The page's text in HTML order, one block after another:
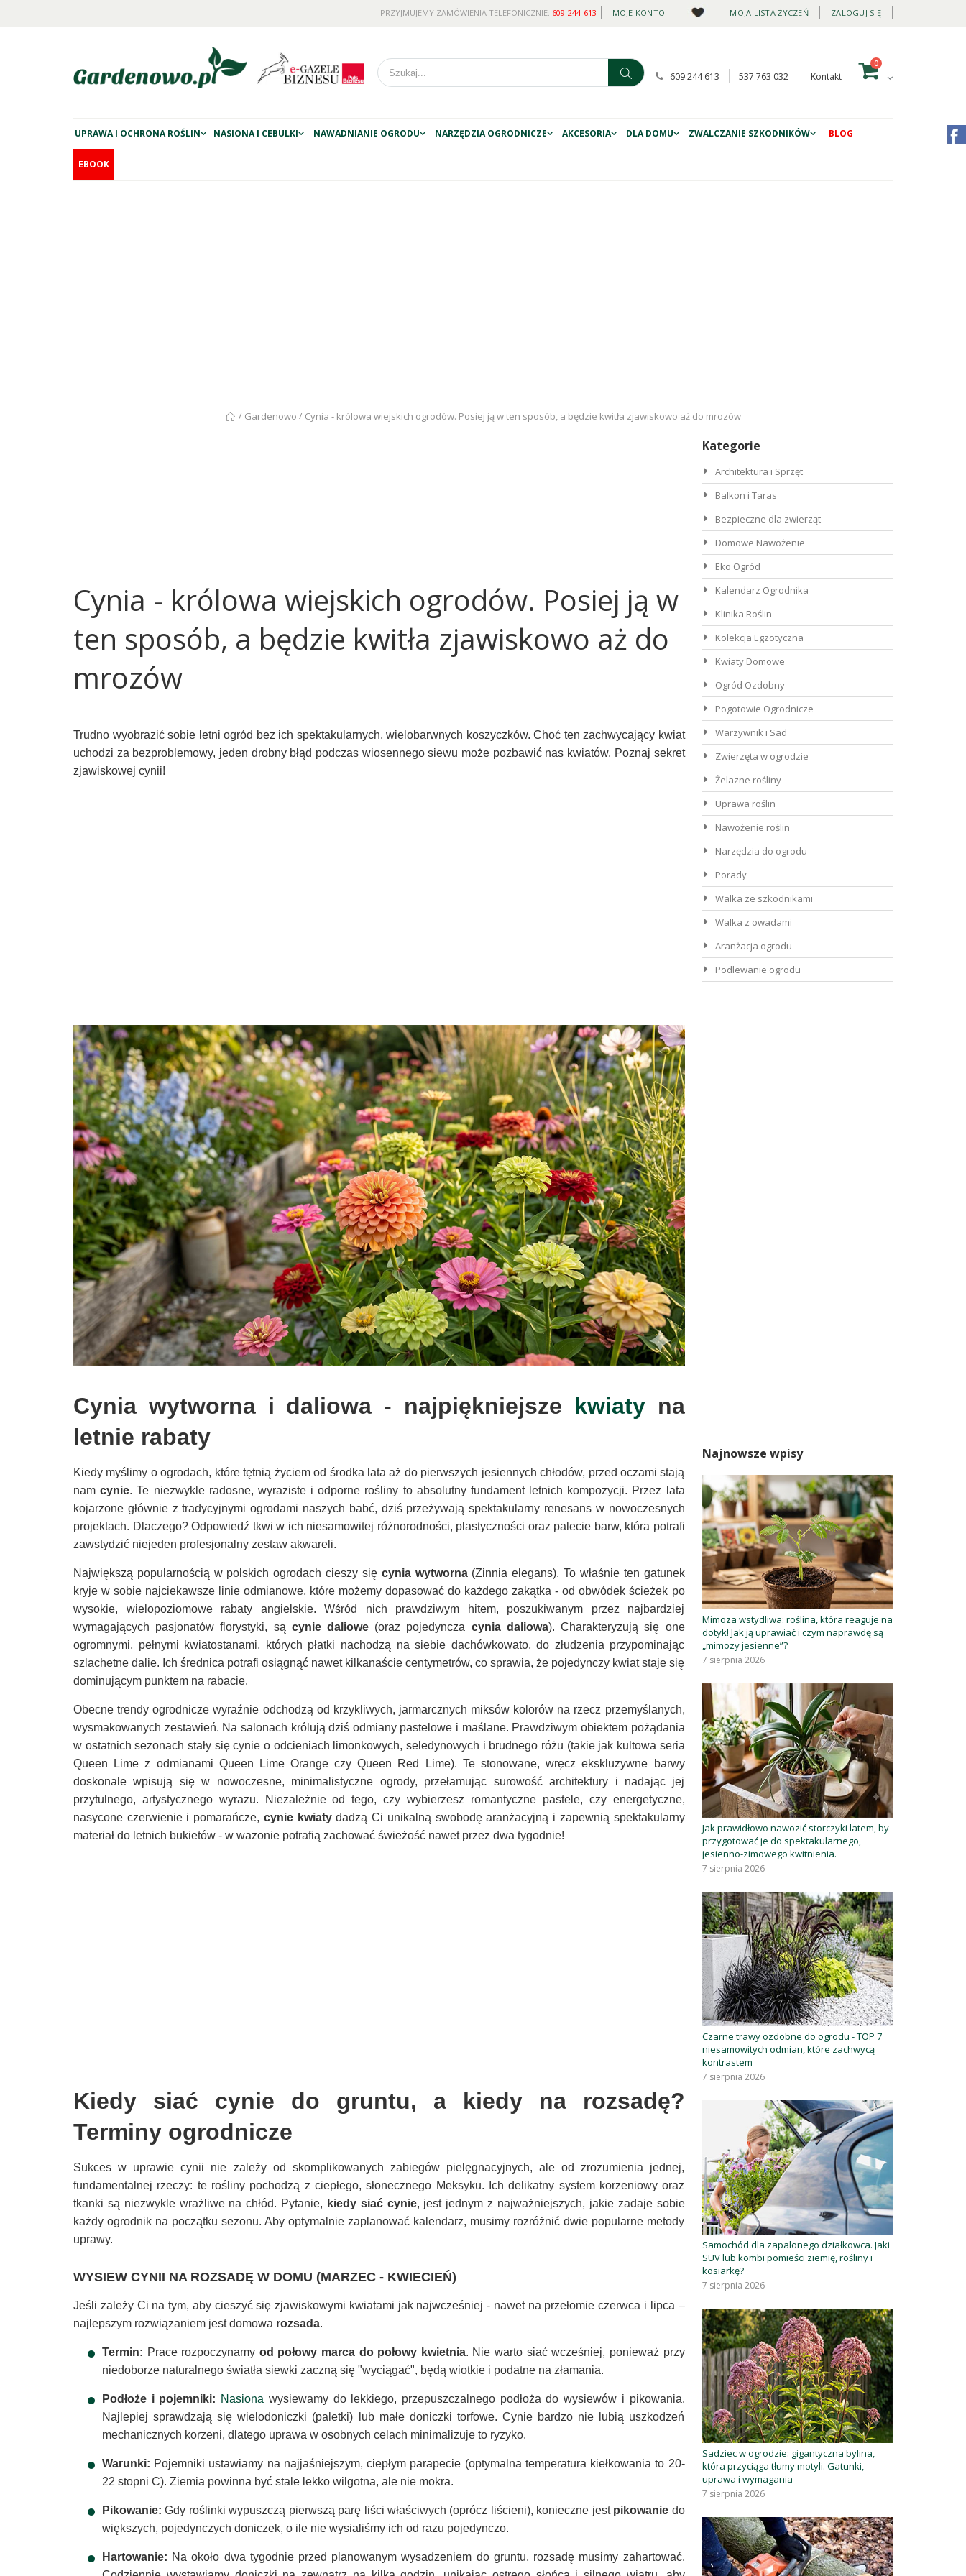
MOJE KONTO MOJA LISTA ŻYCZEŃ ZALOGUJ SIĘ
PRZYJMUJEMY ZAMÓWIENIA TELEFONICZNIE: 609 244 613
609 244 613 537 763 032 Kontakt
0
UPRAWA I OCHRONA ROŚLIN NASIONA I CEBULKI NAWADNIANIE OGRODU NARZĘDZIA OGRODNICZE AKCESORIA DLA DOMU ZWALCZANIE SZKODNIKÓW BLOG
EBOOK
/ Gardenowo / Cynia - królowa wiejskich ogrodów. Posiej ją w ten sposób, a będzie kwitła zjawiskowo aż do mrozów
Cynia - królowa wiejskich ogrodów. Posiej ją w
ten sposób, a będzie kwitła zjawiskowo aż do
mrozów
Trudno wyobrazić sobie letni ogród bez ich spektakularnych, wielobarwnych koszyczków. Choć ten zachwycający kwiat
uchodzi za bezproblemowy, jeden drobny błąd podczas wiosennego siewu może pozbawić nas kwiatów. Poznaj sekret
zjawiskowej cynii!
Cynia wytworna i daliowa - najpiękniejsze kwiatyna
letnie rabaty
Kiedy myślimy o ogrodach, które tętnią życiem od środka lata aż do pierwszych jesiennych chłodów, przed oczami stają
namcynie. Te niezwykle radosne, wyraziste i odporne rośliny to absolutny fundament letnich kompozycji. Przez lata
kojarzone głównie z tradycyjnymi ogrodami naszych babć, dziś przeżywają spektakularny renesans w nowoczesnych
projektach. Dlaczego? Odpowiedź tkwi w ich niesamowitej różnorodności, plastyczności oraz palecie barw, która potrafi
zawstydzić niejeden profesjonalny zestaw akwareli.
Największą popularnością w polskich ogrodach cieszy się cynia wytworna(Zinnia elegans). To właśnie ten gatunek
kryje w sobie najciekawsze linie odmianowe, które możemy dopasować do każdego zakątka - od obwódek ścieżek po
wysokie, wielopoziomowe rabaty angielskie. Wśród nich prawdziwym hitem, poszukiwanym przez najbardziej
wymagających pasjonatów florystyki, są cynie daliowe (oraz pojedyncza cynia daliowa). Charakteryzują się one
ogromnymi, pełnymi kwiatostanami, których płatki nachodzą na siebie dachówkowato, do złudzenia przypominając
szlachetne dalie. Ich średnica potrafi osiągnąć nawet kilkanaście centymetrów, co sprawia, że pojedynczy kwiat staje się
dominującym punktem na rabacie.
Obecne trendy ogrodnicze wyraźnie odchodzą od krzykliwych, jarmarcznych miksów kolorów na rzecz przemyślanych,
wysmakowanych zestawień. Na salonach królują dziś odmiany pastelowe i maślane. Prawdziwym obiektem pożądania
w ostatnich sezonach stały się cynie o odcieniach limonkowych, seledynowych i brudnego różu (takie jak kultowa seria
Queen Lime z odmianami Queen Lime Orange czy Queen Red Lime). Te stonowane, wręcz ekskluzywne barwy
doskonale wpisują się w nowoczesne, minimalistyczne ogrody, przełamując surowość architektury i nadając jej
przytulnego, artystycznego wyrazu. Niezależnie od tego, czy wybierzesz romantyczne pastele, czy energetyczne,
nasycone czerwienie i pomarańcze, cynie kwiatydadzą Ci unikalną swobodę aranżacyjną i zapewnią spektakularny
materiał do letnich bukietów - w wazonie potrafią zachować świeżość nawet przez dwa tygodnie!
Kiedy siać cynie do gruntu, a kiedy na rozsadę?
Terminy ogrodnicze
Sukces w uprawie cynii nie zależy od skomplikowanych zabiegów pielęgnacyjnych, ale od zrozumienia jednej,
fundamentalnej rzeczy: te rośliny pochodzą z ciepłego, słonecznego Meksyku. Ich delikatny system korzeniowy oraz
tkanki są niezwykle wrażliwe na chłód. Pytanie, kiedy siać cynie, jest jednym z najważniejszych, jakie zadaje sobie
każdy ogrodnik na początku sezonu. Aby optymalnie zaplanować kalendarz, musimy rozróżnić dwie popularne metody
uprawy.
WYSIEW CYNII NA ROZSADĘ W DOMU (MARZEC - KWIECIEŃ)
Jeśli zależy Ci na tym, aby cieszyć się zjawiskowymi kwiatami jak najwcześniej - nawet na przełomie czerwca i lipca –
najlepszym rozwiązaniem jest domowa rozsada.
Termin: Prace rozpoczynamy od połowy marca do połowy kwietnia. Nie warto siać wcześniej, ponieważ przy
niedoborze naturalnego światła siewki zaczną się "wyciągać", będą wiotkie i podatne na złamania.
Podłoże i pojemniki: Nasiona wysiewamy do lekkiego, przepuszczalnego podłoża do wysiewów i pikowania.
Najlepiej sprawdzają się wielodoniczki (paletki) lub małe doniczki torfowe. Cynie bardzo nie lubią uszkodzeń
mechanicznych korzeni, dlatego uprawa w osobnych celach minimalizuje to ryzyko.
Warunki: Pojemniki ustawiamy na najjaśniejszym, ciepłym parapecie (optymalna temperatura kiełkowania to 20-
22 stopni C). Ziemia powinna być stale lekko wilgotna, ale nie mokra.
Pikowanie: Gdy roślinki wypuszczą pierwszą parę liści właściwych (oprócz liścieni), konieczne jest pikowanie do
większych, pojedynczych doniczek, o ile nie wysialiśmy ich od razu pojedynczo.
Hartowanie: Na około dwa tygodnie przed planowanym wysadzeniem do gruntu, rozsadę musimy zahartować.
Kategorie
Architektura i Sprzęt
Balkon i Taras
Bezpieczne dla zwierząt
Domowe Nawożenie
Eko Ogród
Kalendarz Ogrodnika
Klinika Roślin
Kolekcja Egzotyczna
Kwiaty Domowe
Ogród Ozdobny
Pogotowie Ogrodnicze
Warzywnik i Sad
Zwierzęta w ogrodzie
Żelazne rośliny
Uprawa roślin
Nawożenie roślin
Narzędzia do ogrodu
Porady
Walka ze szkodnikami
Walka z owadami
Aranżacja ogrodu
Podlewanie ogrodu
Najnowsze wpisy
Mimoza wstydliwa: roślina, która reaguje na
dotyk! Jak ją uprawiać i czym naprawdę są
„mimozy jesienne”?
7 sierpnia 2026
Jak prawidłowo nawozić storczyki latem, by
przygotować je do spektakularnego,
jesienno-zimowego kwitnienia.
7 sierpnia 2026
Czarne trawy ozdobne do ogrodu - TOP 7
niesamowitych odmian, które zachwycą
kontrastem
7 sierpnia 2026
Samochód dla zapalonego działkowca. Jaki
SUV lub kombi pomieści ziemię, rośliny i
kosiarkę?
7 sierpnia 2026
Sadziec w ogrodzie: gigantyczna bylina,
która przyciąga tłumy motyli. Gatunki,
uprawa i wymagania
7 sierpnia 2026